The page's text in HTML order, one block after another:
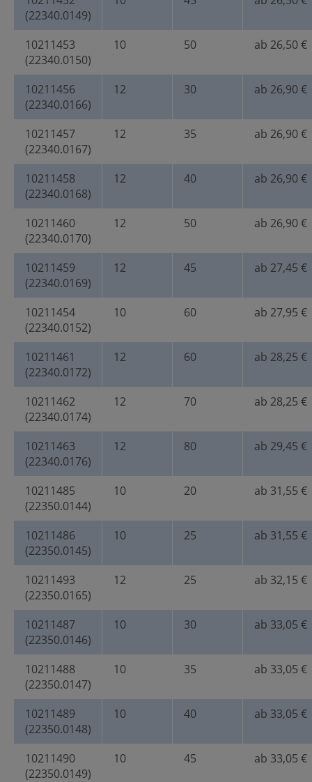
(22340.0149)
10211453
(22340.0150)
10 50 ab 26,50 €
10211456
(22340.0166)
12 30 ab 26,90 €
10211457
(22340.0167)
12 35 ab 26,90 €
10211458
(22340.0168)
12 40 ab 26,90 €
10211460
(22340.0170)
12 50 ab 26,90 €
10211459
(22340.0169)
12 45 ab 27,45 €
10211454
(22340.0152)
10 60 ab 27,95 €
10211461
(22340.0172)
12 60 ab 28,25 €
10211462
(22340.0174)
12 70 ab 28,25 €
10211463
(22340.0176)
12 80 ab 29,45 €
10211485
(22350.0144)
10 20 ab 31,55 €
10211486
(22350.0145)
10 25 ab 31,55 €
10211493
(22350.0165)
12 25 ab 32,15 €
10211487
(22350.0146)
10 30 ab 33,05 €
10211488
(22350.0147)
10 35 ab 33,05 €
10211489
(22350.0148)
10 40 ab 33,05 €
10211490
(22350.0149)
10 45 ab 33,05 €